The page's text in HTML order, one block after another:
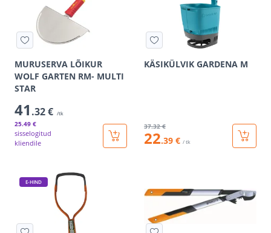
MURUSERVA LÕIKUR
WOLF GARTEN RM- MULTI
STAR
41 .32 € /tk
25.49 €
sisselogitud
kliendile
KÄSIKÜLVIK GARDENA M
37.32 €
22.39 € / tk
E-HIND